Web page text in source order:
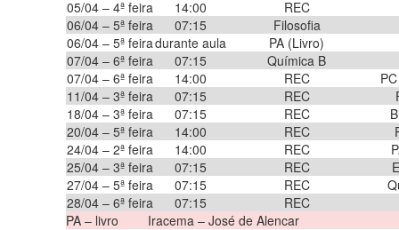
05/04 – 4ª feira
14:00
REC
06/04 – 5ª feira
07:15
Filosofia
06/04 – 5ª feiradurante aula
PA (Livro)
07/04 – 6ª feira
07:15
Química B
07/04 – 6ª feira
14:00 REC
11/04 – 3ª feira
07:15 REC
18/04 – 3ª feira
07:15 REC
20/04 – 5ª feira
14:00 REC
24/04 – 2ª feira
14:00 REC
25/04 – 3ª feira
07:15 REC
27/04 – 5ª feira
07:15 REC
28/04 – 6ª feira
07:15
REC
PA – livro
Iracema – José de Alencar